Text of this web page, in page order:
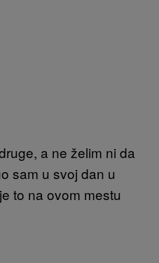
, a ne želim ni da
sam u svoj dan u
to na ovom mestu